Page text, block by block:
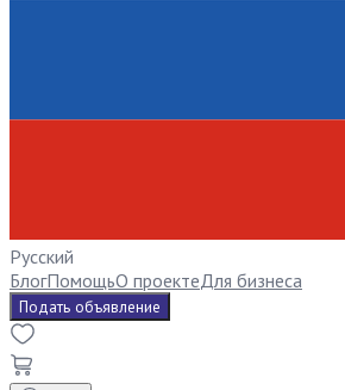
Русский
БлогПомощьО проектеДля бизнеса
Подать объявление